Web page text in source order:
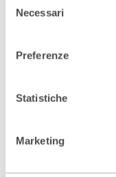
delNecessari
Preferenze
Statistiche
Marketing